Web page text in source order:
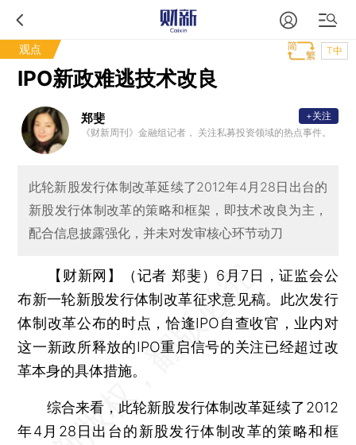
观点 T中
IPO新政难逃技术改良
郑斐
《财新周刊》金融组记者， 关注私募投资领域的热点事件。
+关注
此轮新股发行体制改革延续了2012年4月28日出台的
新股发行体制改革的策略和框架，即技术改良为主，
配合信息披露强化，并未对发审核心环节动刀
【财新网】（记者 郑斐） 6月7日，证监会公
布新一轮新股发行体制改革征求意见稿。此次发行
体制改革公布的时点，恰逢IPO自查收官，业内对
这一新政所释放的IPO重启信号的关注已经超过改
革本身的具体措施。
综合来看，此轮新股发行体制改革延续了2012
年4月28日出台的新股发行体制改革的策略和框